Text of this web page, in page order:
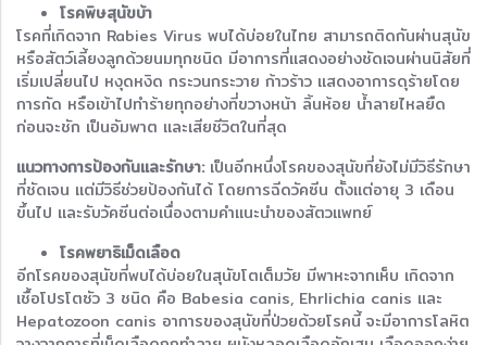
โรคพิษสุนัขบ้า
โรคที่เกิดจาก Rabies Virus พบได้บ่อยในไทย สามารถติดกันผ่านสุนัข
หรือสัตว์เลี้ยงลูกด้วยนมทุกชนิด มีอาการที่แสดงอย่างชัดเจนผ่านนิสัยที่
เริ่มเปลี่ยนไป หงุดหงิด กระวนกระวาย ก้าวร้าว แสดงอาการดุร้ายโดย
การกัด หรือเข้าไปทำร้ายทุกอย่างที่ขวางหน้า ลิ้นห้อย น้ำลายไหลยืด
ก่อนจะชัก เป็นอัมพาต และเสียชีวิตในที่สุด
แนวทางการป้องกันและรักษา:เป็นอีกหนึ่งโรคของสุนัขที่ยังไม่มีวิธีรักษา
ที่ชัดเจน แต่มีวิธีช่วยป้องกันได้ โดยการฉีดวัคซีน ตั้งแต่อายุ 3 เดือน
ขึ้นไป และรับวัคซีนต่อเนื่องตามคำแนะนำของสัตวแพทย์
โรคพยาธิเม็ดเลือด
อีกโรคของสุนัขที่พบได้บ่อยในสุนัขโตเต็มวัย มีพาหะจากเห็บ เกิดจาก
เชื้อโปรโตซัว 3 ชนิด คือ Babesia canis, Ehrlichia canis และ
Hepatozoon canis อาการของสุนัขที่ป่วยด้วยโรคนี้ จะมีอาการโลหิต